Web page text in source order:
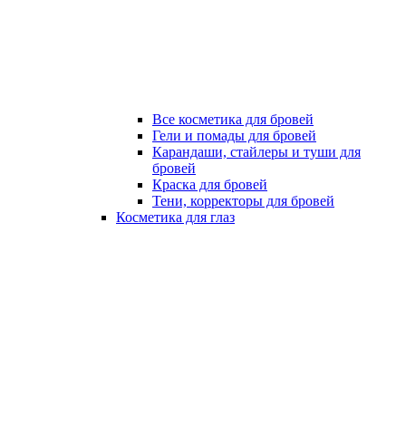
Все косметика для бровей
Гели и помады для бровей
Карандаши, стайлеры и туши для
бровей
Краска для бровей
Тени, корректоры для бровей
Косметика для глаз